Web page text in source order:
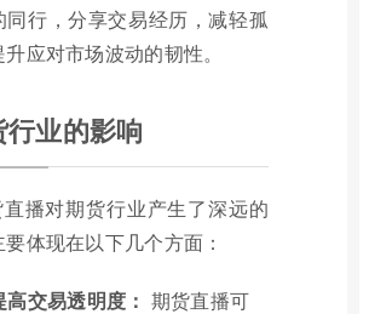
同行，分享交易经历，减轻孤
应对市场波动的韧性。
业的影响
播对期货行业产生了深远的
体现在以下几个方面：
高交易透明度： 期货直播可